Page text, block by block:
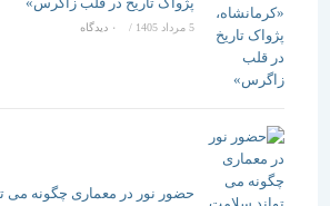
5 مرداد 1405 / ۰ دیدگاه
حضور نور در معماری چگونه می تواند